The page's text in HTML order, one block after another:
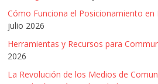
Blue
Design
Colombia
y
filiales
Cómo Funciona el Posicionamiento en
julio 2026
Herramientas y Recursos para
2026
La Revolución de los Medios de